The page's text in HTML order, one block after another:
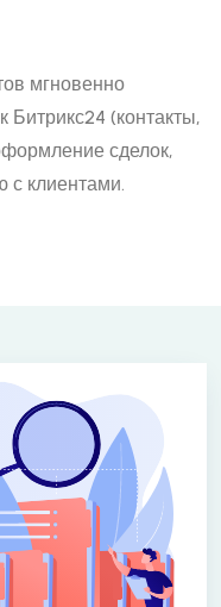
мгновенно
(контакты,
сделок,
с клиентами.